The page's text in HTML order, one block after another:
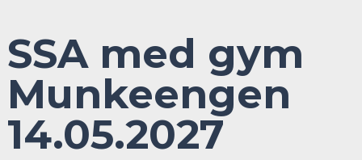
SSA med gym
Munkeengen
14.05.2027